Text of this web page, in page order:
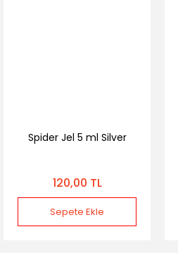
Spider Jel 5 ml Silver
120,00 TL
Sepete Ekle